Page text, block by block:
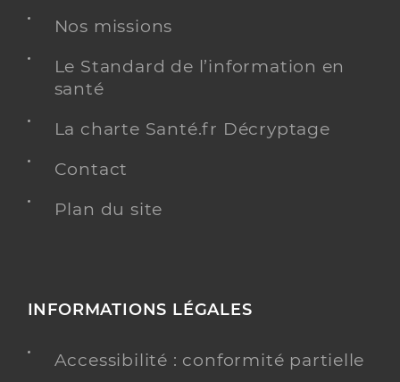
Nos missions
Le Standard de l’information en
santé
La charte Santé.fr Décryptage
Contact
Plan du site
INFORMATIONS LÉGALES
Accessibilité : conformité partielle